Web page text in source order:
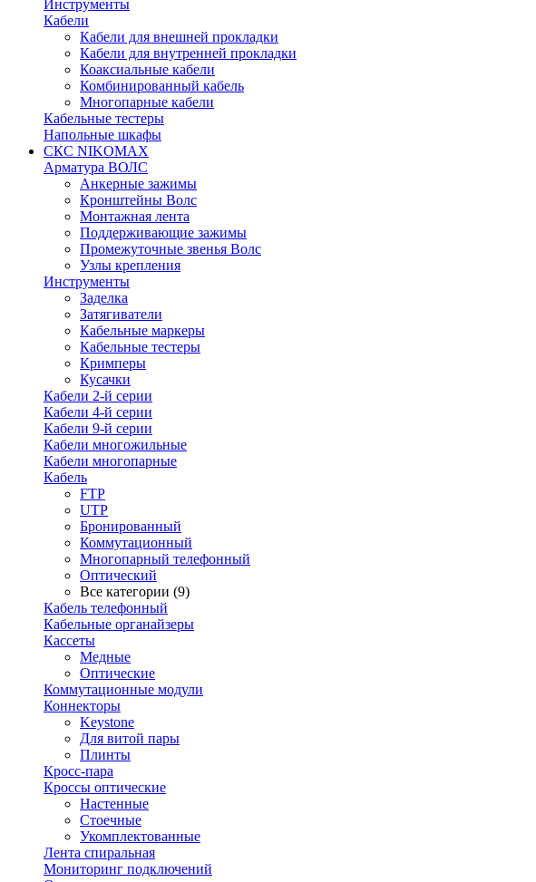
Инструменты
Кабели
Кабели для внешней прокладки
Кабели для внутренней прокладки
Коаксиальные кабели
Комбинированный кабель
Многопарные кабели
Кабельные тестеры
Напольные шкафы
СКС NIKOMAX
Арматура ВОЛС
Анкерные зажимы
Кронштейны Волс
Монтажная лента
Поддерживающие зажимы
Промежуточные звенья Волс
Узлы крепления
Инструменты
Заделка
Затягиватели
Кабельные маркеры
Кабельные тестеры
Кримперы
Кусачки
Кабели 2-й серии
Кабели 4-й серии
Кабели 9-й серии
Кабели многожильные
Кабели многопарные
Кабель
FTP
UTP
Бронированный
Коммутационный
Многопарный телефонный
Оптический
Все категории (9)
Кабель телефонный
Кабельные органайзеры
Кассеты
Медные
Оптические
Коммутационные модули
Коннекторы
Keystone
Для витой пары
Плинты
Кросс-пара
Кроссы оптические
Настенные
Стоечные
Укомплектованные
Лента спиральная
Мониторинг подключений